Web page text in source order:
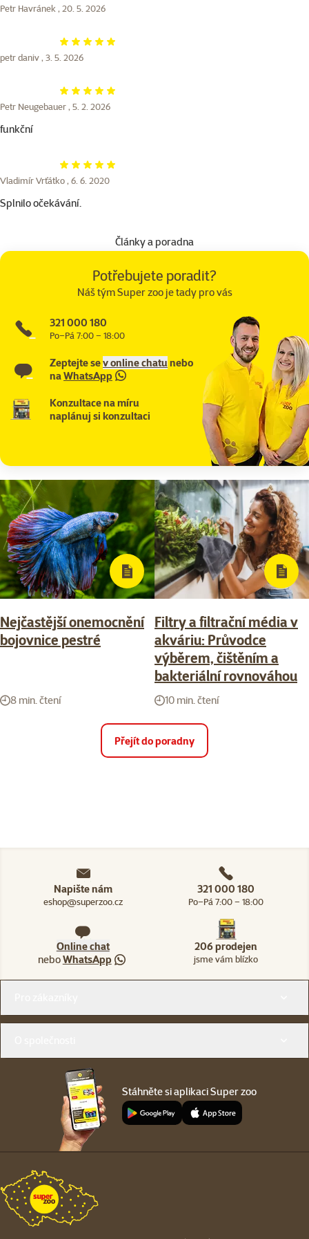
Petr Havránek , 20. 5. 2026
Hodnocení 100%
petr daniv , 3. 5. 2026
Hodnocení 100%
Petr Neugebauer , 5. 2. 2026
funkční
Hodnocení 100%
Vladimír Vrťátko , 6. 6. 2020
Splnilo očekávání.
Články a poradna
Potřebujete poradit?
Náš tým Super zoo je tady pro vás
321 000 180
Po–Pá 7:00 – 18:00
Zeptejte sev online chatunebo
naWhatsApp
Konzultace na míru
naplánuj si konzultaci
Nejčastější onemocnění
bojovnice pestré
8 min. čtení
Filtry a filtrační média v
akváriu: Průvodce
výběrem, čištěním a
bakteriální rovnováhou
10 min. čtení
Přejít do poradny
Napište nám
eshop@superzoo.cz
321 000 180
Po–Pá 7:00 – 18:00
Online chat
neboWhatsApp
206 prodejen
jsme vám blízko
Stáhněte si aplikaci Super zoo